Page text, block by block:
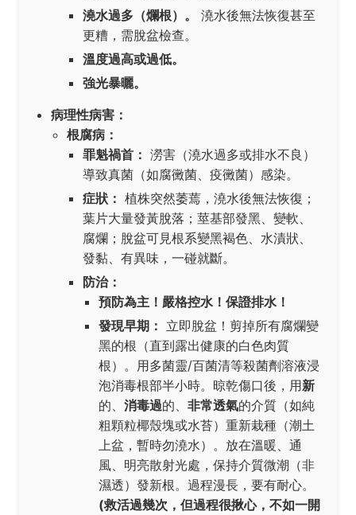
澆水過多（爛根）。
澆水後無法恢復甚至
更糟，需脫盆檢查。
溫度過高或過低。
強光暴曬。
病理性病害：
根腐病：
罪魁禍首： 澇害（澆水過多或排水不良）
導致真菌（如腐黴菌、疫黴菌）感染。
症狀： 植株突然萎蔫，澆水後無法恢復；
葉片大量發黃脫落；莖基部發黑、變軟、
腐爛；脫盆可見根系變黑褐色、水漬狀、
發黏、有異味，一碰就斷。
防治：
預防為主！嚴格控水！保證排水！
發現早期： 立即脫盆！剪掉所有腐爛變
黑的根（直到露出健康的白色肉質
根）。用多菌靈/百菌清等殺菌劑溶液浸
泡消毒根部半小時。晾乾傷口後，用新
的、 消毒過的、 非常透氣的介質（如純
粗顆粒椰殼塊或水苔）重新栽種（潮土
上盆，暫時勿澆水）。放在溫暖、通
風、明亮散射光處，保持介質微潮（非
濕透）發新根。過程漫長，要有耐心。
(救活過幾次，但過程很揪心，不如一開